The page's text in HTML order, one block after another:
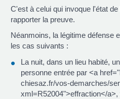
C'est à celui qui invoque l'état
rapporter la preuve.
Néanmoins, la légitime défense
les cas suivants :
La nuit, dans un lieu habité,
personne entrée par <a
chiesaz.fr/vos-demarches/
xml=R52004">effraction</